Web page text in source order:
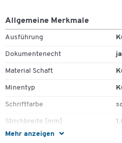
Mehr anzeigen
Allgemeine Merkmale
Ausführung
Dokumentenecht ja
Material Schaft
Minentyp
Schriftfarbe
Strichbreite [mm]
Stück pro Paket
Zum Zoomen